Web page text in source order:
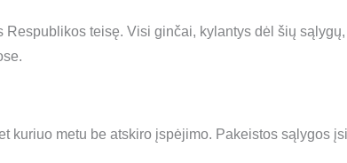
teisę. Visi ginčai, kylantys dėl šių
kuriuo metu be atskiro įspėjimo. Pakeistos sąlygos